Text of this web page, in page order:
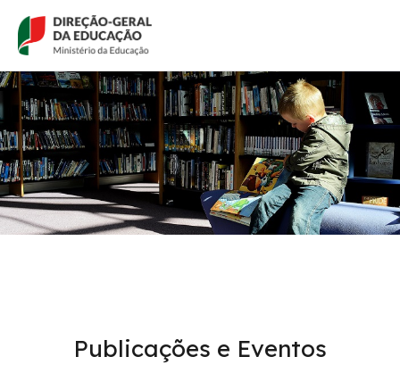
Passar
para
o
conteúdo
principal
Publicações e Eventos